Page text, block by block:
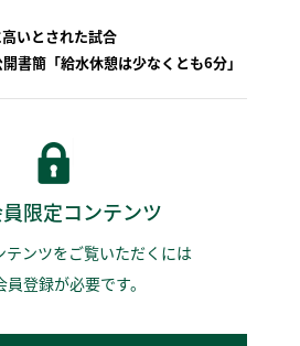
いとされた試合
書簡「給水休憩は少なくとも6分」
限定コンテンツ
テンツをご覧いただくには
員登録が必要です。